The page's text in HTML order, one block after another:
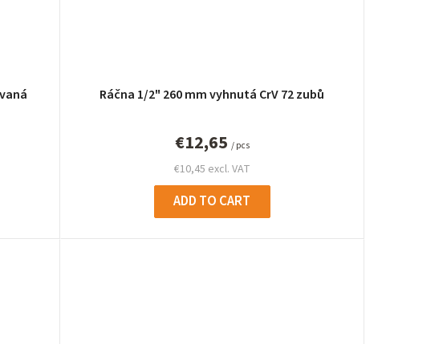
Ráčna 1/2" 260 mm vyhnutá CrV 72 zubů
€10,45 excl. VAT
€12,65 / pcs
ADD TO CART